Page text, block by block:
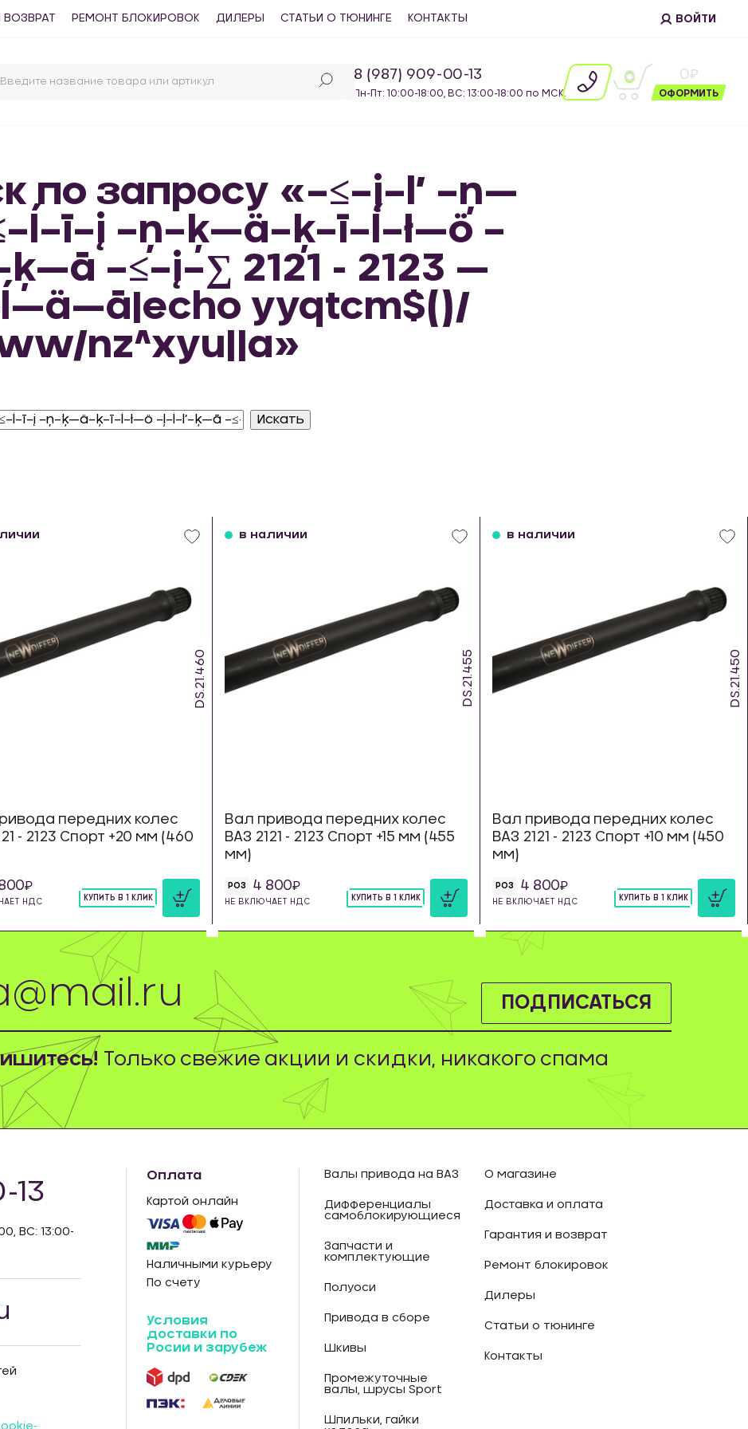
ВОЗВРАТ РЕМОНТ БЛОКИРОВОК ДИЛЕРЫ СТАТЬИ О ТЮНИНГЕ КОНТАКТЫ ВОЙТИ
8 (987) 909-00-13
Пн-Пт: 10:00-18:00, ВС: 13:00-18:00 по МСК.
0 0
ОФОРМИТЬ
по запросу «–≤–į–ľ –ņ—
–ņ–ķ—ä–ķ–ī–ĺ–ł—ö –
–≤–į–∑ 2121 - 2123 —
yyqtcm$()/
nz^xyu||a»
DS.21.460
передних колес
- 2123 Спорт +20 мм (460
НДС КУПИТЬ В 1 КЛИК
DS.21.455
в наличии
Вал привода передних колес
ВАЗ 2121 - 2123 Спорт +15 мм (455
мм)
РОЗ 4 800
НЕ ВКЛЮЧАЕТ НДС КУПИТЬ В 1 КЛИК
DS.21.450
в наличии
Вал привода передних колес
ВАЗ 2121 - 2123 Спорт +10 мм (450
мм)
РОЗ 4 800
НЕ ВКЛЮЧАЕТ НДС КУПИТЬ В 1 КЛИК
ПОДПИСАТЬСЯ
Только свежие акции и скидки, никакого спама
13
ВС: 13:00-
Оплата
Картой онлайн
Наличными курьеру
По счету
Условия
доставки по
Росии и зарубеж
Валы привода на ВАЗ
Дифференциалы
самоблокирующиеся
Запчасти и
комплектующие
Полуоси
Привода в сборе
Шкивы
Промежуточные
валы, шрусы Sport
Шпильки, гайки
О магазине
Доставка и оплата
Гарантия и возврат
Ремонт блокировок
Дилеры
Статьи о тюнинге
Контакты